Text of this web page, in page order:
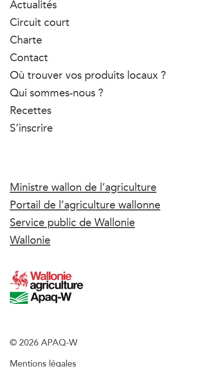
Actualités
Circuit court
Charte
Contact
Où trouver vos produits locaux ?
Qui sommes-nous ?
Recettes
S’inscrire
Ministre wallon de l’agriculture
Portail de l’agriculture wallonne
Service public de Wallonie
Wallonie
© 2026 APAQ-W
Mentions légales